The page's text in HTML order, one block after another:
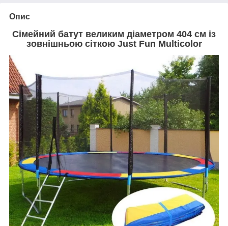
Опис
Сімейний батут великим діаметром 404 см із
зовнішньою сіткою Just Fun Multicolor